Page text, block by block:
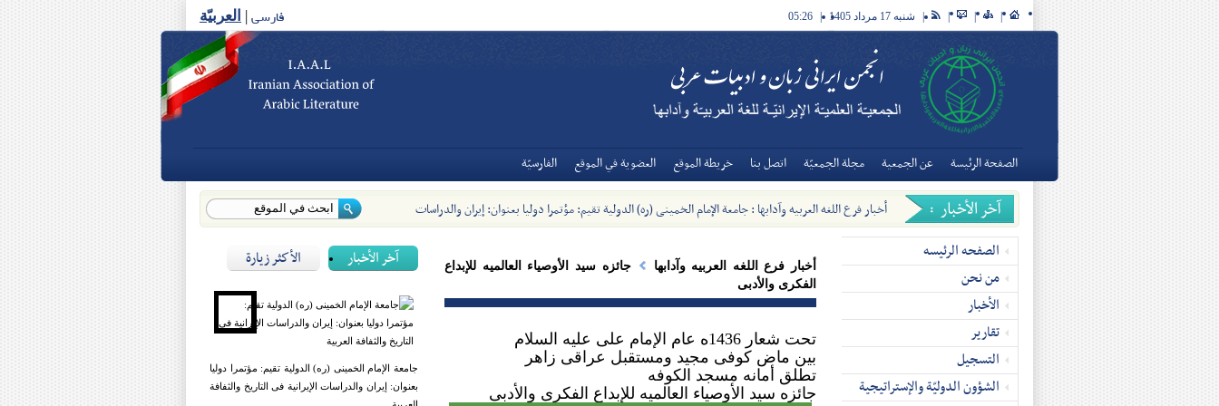
شنبه 17 مرداد 1405 05:26 فارسی | العربیّة
الصفحة الرئيسة عن الجمعية مجلة الجمعيّة اتصل بنا خريطة الموقع العضوية في الموقع الفارسيّة
أخبار فرع اللغه العربیه وآدابها : جامعة الإمام الخمینی (ره) الدولیة تقیم: مؤتمرا دولیا بعنوان: إیران والدراسات
الإیرانیة فی التاریخ والثفافة العربیة - [2023/11/12]
الصفحه الرئیسه
من نحن
الأخبار
تقاریر
التسجیل
الشؤون الدوليّة والإستراتيجية
أخبار فرع اللغه العربیه وآدابها
جائزه سید الأوصیاء العالمیه للإبداع
الفکری والأدبی
تحت شعار 1436ه عام الإمام علی علیه السلام
بین ماض کوفی مجید ومستقبل عراقی زاهر
تطلق أمانه مسجد الکوفه
جائزه سید الأوصیاء العالمیه للإبداع الفکری والأدبی
آخر الأخبار الأكثر زيارة
جامعة الإمام الخمینی (ره) الدولیة تقیم: مؤتمرا دولیا
بعنوان: إیران والدراسات الإیرانیة فی التاریخ والثفافة